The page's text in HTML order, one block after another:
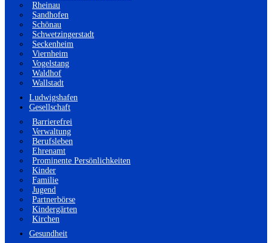
Rheinau
Sandhofen
Schönau
Schwetzingerstadt
Seckenheim
Viernheim
Vogelstang
Waldhof
Wallstadt
Ludwigshafen
Gesellschaft
Barrierefrei
Verwaltung
Berufsleben
Ehrenamt
Prominente Persönlichkeiten
Kinder
Familie
Jugend
Partnerbörse
Kindergärten
Kirchen
Gesundheit